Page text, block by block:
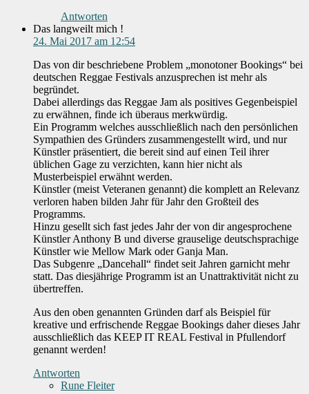
Antworten
Das langweilt mich !
24. Mai 2017 am 12:54
Das von dir beschriebene Problem „monotoner Bookings“ bei
deutschen Reggae Festivals anzusprechen ist mehr als
begründet.
Dabei allerdings das Reggae Jam als positives Gegenbeispiel
zu erwähnen, finde ich überaus merkwürdig.
Ein Programm welches ausschließlich nach den persönlichen
Sympathien des Gründers zusammengestellt wird, und nur
Künstler präsentiert, die bereit sind auf einen Teil ihrer
üblichen Gage zu verzichten, kann hier nicht als
Musterbeispiel erwähnt werden.
Künstler (meist Veteranen genannt) die komplett an Relevanz
verloren haben bilden Jahr für Jahr den Großteil des
Programms.
Hinzu gesellt sich fast jedes Jahr der von dir angesprochene
Künstler Anthony B und diverse grauselige deutschsprachige
Künstler wie Mellow Mark oder Ganja Man.
Das Subgenre „Dancehall“ findet seit Jahren garnicht mehr
statt. Das diesjährige Programm ist an Unattraktivität nicht zu
übertreffen.
Aus den oben genannten Gründen darf als Beispiel für
kreative und erfrischende Reggae Bookings daher dieses Jahr
ausschließlich das KEEP IT REAL Festival in Pfullendorf
genannt werden!
Antworten
Rune Fleiter